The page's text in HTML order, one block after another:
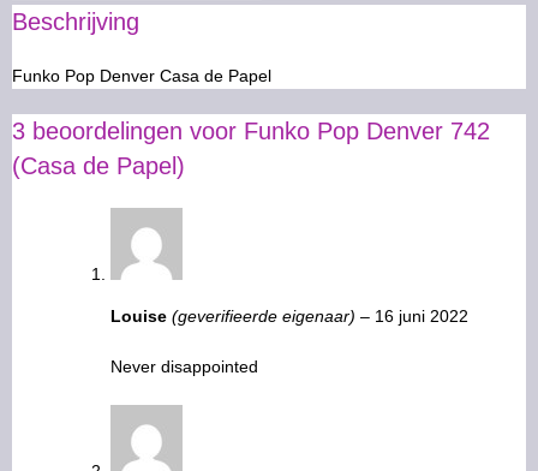
Beschrijving
Funko Pop Denver Casa de Papel
3 beoordelingen voor Funko Pop Denver 742
(Casa de Papel)
Louise (geverifieerde eigenaar) – 16 juni 2022
Never disappointed